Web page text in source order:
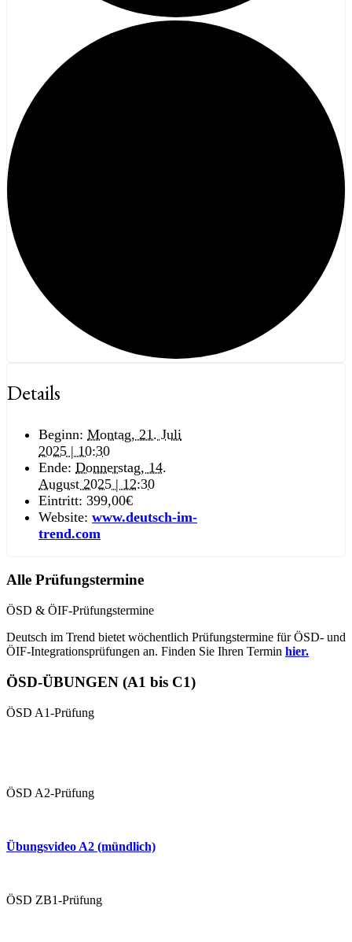
Details
Beginn: Montag, 21. Juli
2025 | 10:30
Ende: Donnerstag, 14.
August 2025 | 12:30
Eintritt: 399,00€
Website: www.deutsch-im-
trend.com
Alle Prüfungstermine
ÖSD & ÖIF-Prüfungstermine
Deutsch im Trend bietet wöchentlich Prüfungstermine für ÖSD- und
ÖIF-Integrationsprüfungen an. Finden Sie Ihren Termin hier.
ÖSD-ÜBUNGEN (A1 bis C1)
ÖSD A1-Prüfung
ÖSD A2-Prüfung
Übungsvideo A2 (mündlich)
ÖSD ZB1-Prüfung